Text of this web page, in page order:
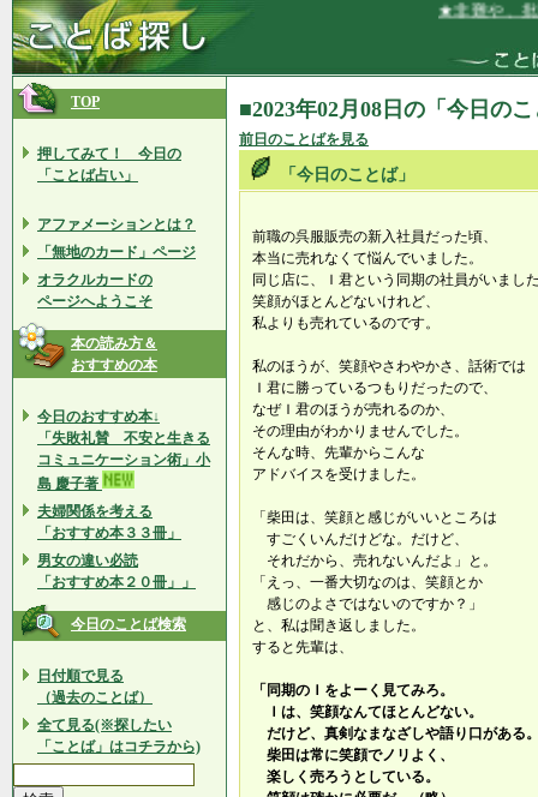
★非難や、批判
TOP
押してみて！ 今日の
「ことば占い」
アファメーションとは？
「無地のカード」ページ
オラクルカードの
ページへようこそ
本の読み方＆
おすすめの本
今日のおすすめ本↓
「失敗礼賛 不安と生きる
コミュニケーション術」小
島 慶子著
夫婦関係を考える
「おすすめ本３３冊」
男女の違い必読
「おすすめ本２０冊」」
今日のことば検索
日付順で見る
（過去のことば）
全て見る(※探したい
「ことば」はコチラから)
■2023年02月08日の「今日の
前日のことばを見る
「今日のことば」
前職の呉服販売の新入社員だった頃、
本当に売れなくて悩んでいました。
同じ店に、Ｉ君という同期の社員がいまし
笑顔がほとんどないけれど、
私よりも売れているのです。
私のほうが、笑顔やさわやかさ、話術では
Ｉ君に勝っているつもりだったので、
なぜＩ君のほうが売れるのか、
その理由がわかりませんでした。
そんな時、先輩からこんな
アドバイスを受けました。
「柴田は、笑顔と感じがいいところは
すごくいんだけどな。だけど、
それだから、売れないんだよ」と。
「えっ、一番大切なのは、笑顔とか
感じのよさではないのですか？」
と、私は聞き返しました。
すると先輩は、
「同期のＩをよーく見てみろ。
Ｉは、笑顔なんてほとんどない。
だけど、真剣なまなざしや語り口がある
柴田は常に笑顔でノリよく、
楽しく売ろうとしている。